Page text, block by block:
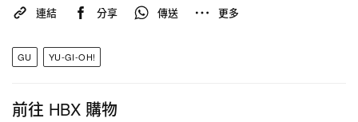
連結 分享 傳送 更多
GU YU-GI-OH!
前往 HBX 購物